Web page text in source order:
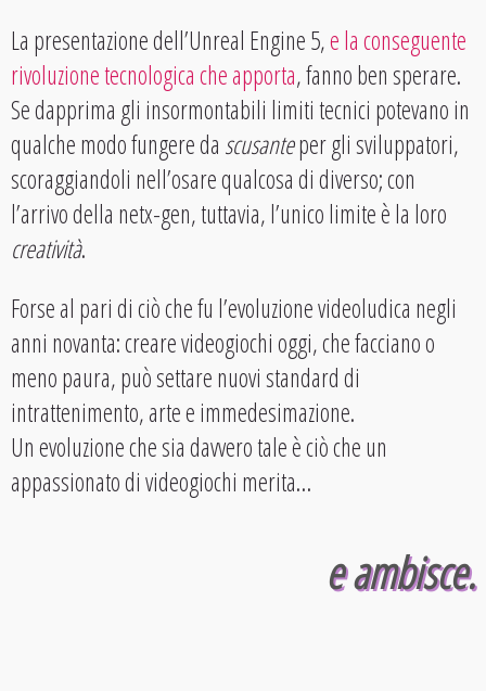
La presentazione dell’Unreal Engine 5,e la conseguente
rivoluzione tecnologica che apporta, fanno ben sperare.
Se dapprima gli insormontabili limiti tecnici potevano in
qualche modo fungere da scusanteper gli sviluppatori,
scoraggiandoli nell’osare qualcosa di diverso; con
l’arrivo della netx-gen, tuttavia, l’unico limite è la loro
creatività.
Forse al pari di ciò che fu l’evoluzione videoludica negli
anni novanta: creare videogiochi oggi, che facciano o
meno paura, può settare nuovi standard di
intrattenimento, arte e immedesimazione.
Un evoluzione che sia davvero tale è ciò che un
appassionato di videogiochi merita…
e ambisce.